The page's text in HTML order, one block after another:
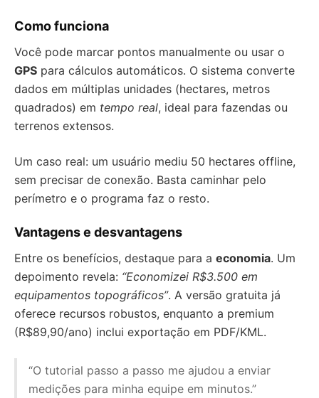
Como funciona
Você pode marcar pontos manualmente ou usar o
GPS para cálculos automáticos. O sistema converte
dados em múltiplas unidades (hectares, metros
quadrados) em tempo real, ideal para fazendas ou
terrenos extensos.
Um caso real: um usuário mediu 50 hectares offline,
sem precisar de conexão. Basta caminhar pelo
perímetro e o programa faz o resto.
Vantagens e desvantagens
Entre os benefícios, destaque para a economia. Um
depoimento revela: “Economizei R$3.500 em
equipamentos topográficos”. A versão gratuita já
oferece recursos robustos, enquanto a premium
(R$89,90/ano) inclui exportação em PDF/KML.
“O tutorial passo a passo me ajudou a enviar
medições para minha equipe em minutos.”